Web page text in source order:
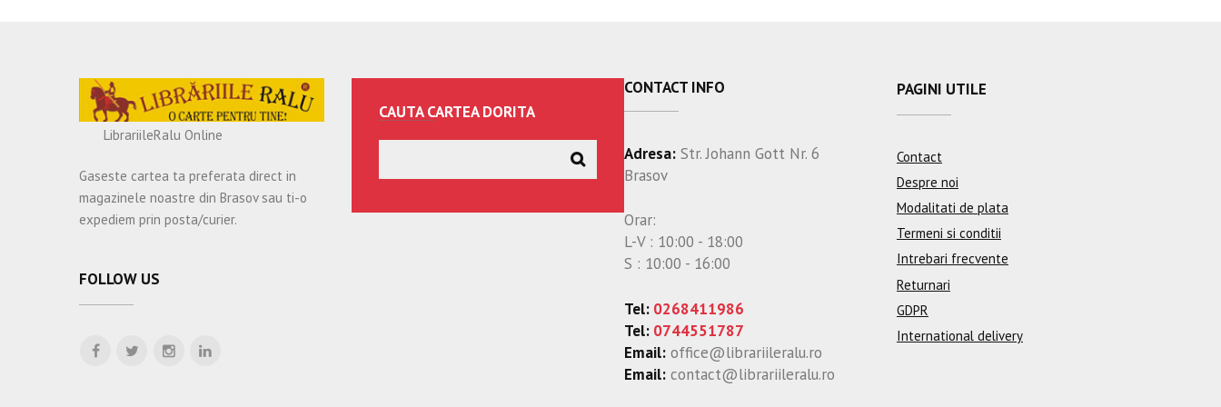
LibrariileRalu Online
Gaseste cartea ta preferata direct in
magazinele noastre din Brasov sau ti-o
expediem prin posta/curier.
FOLLOW US
CAUTA CARTEA DORITA
CONTACT INFO
Adresa: Str. Johann Gott Nr. 6
Brasov
Orar:
L-V : 10:00 - 18:00
S : 10:00 - 16:00
Tel: 0268411986
Tel: 0744551787
Email: office@librariileralu.ro
Email: contact@librariileralu.ro
PAGINI UTILE
Contact
Despre noi
Modalitati de plata
Termeni si conditii
Intrebari frecvente
Returnari
GDPR
International delivery